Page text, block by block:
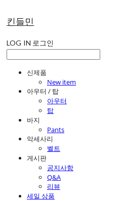
킨들민
LOG IN 로그인
신제품
New item
아우터 / 탑
아우터
탑
바지
Pants
악세사리
벨트
게시판
공지사항
Q&A
리뷰
세일 상품